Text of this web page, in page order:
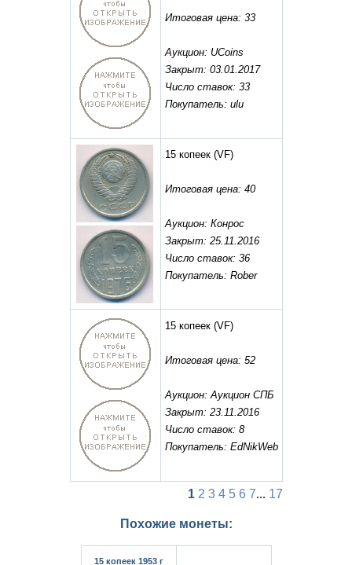
Итоговая цена: 33
Аукцион: UCoins
Закрыт: 03.01.2017
Число ставок: 33
Покупатель: ulu
15 копеек (VF)
Итоговая цена: 40
Аукцион: Конрос
Закрыт: 25.11.2016
Число ставок: 36
Покупатель: Rober
15 копеек (VF)
Итоговая цена: 52
Аукцион: Аукцион СПБ
Закрыт: 23.11.2016
Число ставок: 8
Покупатель: EdNikWeb
1 2 3 4 5 6 7... 17
Похожие монеты:
15 копеек 1953 г